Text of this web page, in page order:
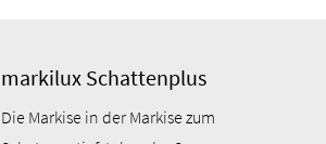
markilux Schattenplus
Die Markise in der Markise zum